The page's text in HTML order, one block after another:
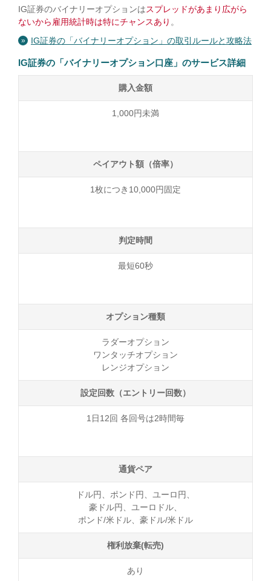
IG証券のバイナリーオプションはスプレッドがあまり広がら
ないから雇用統計時は特にチャンスあり 。
IG証券の「バイナリーオプション」の取引ルールと攻略法
IG証券の「バイナリーオプション口座」のサービス詳細
購入金額
1,000円未満
ペイアウト額（倍率）
1枚につき10,000円固定
判定時間
最短60秒
オプション種類
ラダーオプション
ワンタッチオプション
レンジオプション
設定回数（エントリー回数）
1日12回 各回号は2時間毎
通貨ペア
ドル円、ポンド円、ユーロ円、
豪ドル円、ユーロドル、
ポンド/米ドル、豪ドル/米ドル
権利放棄(転売)
あり